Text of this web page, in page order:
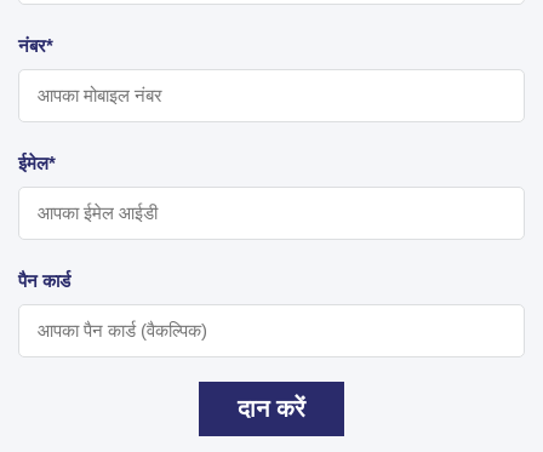
नंबर*
ईमेल*
पैन कार्ड
दान करें